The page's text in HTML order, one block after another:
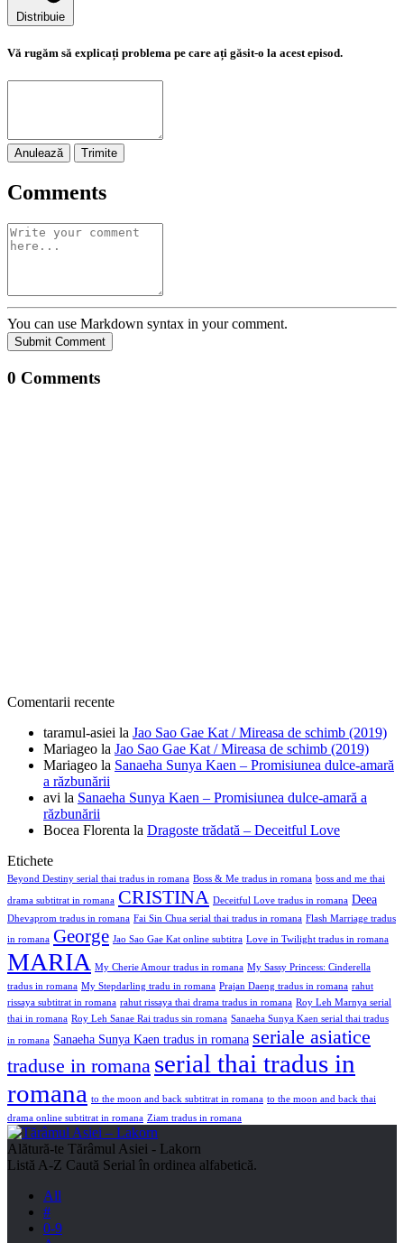
Distribuie
Vă rugăm să explicați problema pe care ați găsit-o la acest episod.
Anulează Trimite
Comments
You can use Markdown syntax in your comment.
Submit Comment
0 Comments
Comentarii recente
taramul-asiei la Jao Sao Gae Kat / Mireasa de schimb (2019)
Mariageo la Jao Sao Gae Kat / Mireasa de schimb (2019)
Mariageo la Sanaeha Sunya Kaen – Promisiunea dulce-amară
a răzbunării
avi la Sanaeha Sunya Kaen – Promisiunea dulce-amară a
răzbunării
Bocea Florenta la Dragoste trădată – Deceitful Love
Etichete
Beyond Destiny serial thai tradus in romana Boss & Me tradus in romana boss and me thai
drama subtitrat in romana CRISTINA Deceitful Love tradus in romana Deea
Dhevaprom tradus in romana Fai Sin Chua serial thai tradus in romana Flash Marriage tradus
in romana George Jao Sao Gae Kat online subtitra Love in Twilight tradus in romana
MARIA My Cherie Amour tradus in romana My Sassy Princess: Cinderella
tradus in romana My Stepdarling tradu in romana Prajan Daeng tradus in romana rahut
rissaya subtitrat in romana rahut rissaya thai drama tradus in romana Roy Leh Marnya serial
thai in romana Roy Leh Sanae Rai tradus sin romana Sanaeha Sunya Kaen serial thai tradus
in romana Sanaeha Sunya Kaen tradus in romana seriale asiatice
traduse in romana serial thai tradus in
romana to the moon and back subtitrat in romana to the moon and back thai
drama online subtitrat in romana Ziam tradus in romana
Alătură-te Tărâmul Asiei - Lakorn
Listă A-Z Caută Serial în ordinea alfabetică.
All
#
0-9